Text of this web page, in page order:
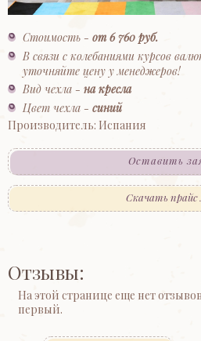
Стоимость -от 6 760 руб.
В связи с колебаниями курсов
уточняйте цену у менеджеров!
Вид чехла -на кресла
Цвет чехла -синий
Производитель: Испания
Оставить
Скачать прайс
Отзывы:
На этой странице еще нет
первый.